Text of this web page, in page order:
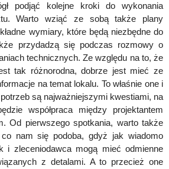
podjąć kolejne kroki do wykonania
Warto wziąć ze sobą także plany
wymiary, które będą niezbędne do
przydadzą się podczas rozmowy o
technicznych. Ze względu na to, że
tak różnorodna, dobrze jest mieć ze
na temat lokalu. To właśnie one i
są najważniejszymi kwestiami, na
współpraca między projektantem
Od pierwszego spotkania, warto także
nam się podoba, gdyż jak wiadomo
i zleceniodawca mogą mieć odmienne
z detalami. A to przecież one